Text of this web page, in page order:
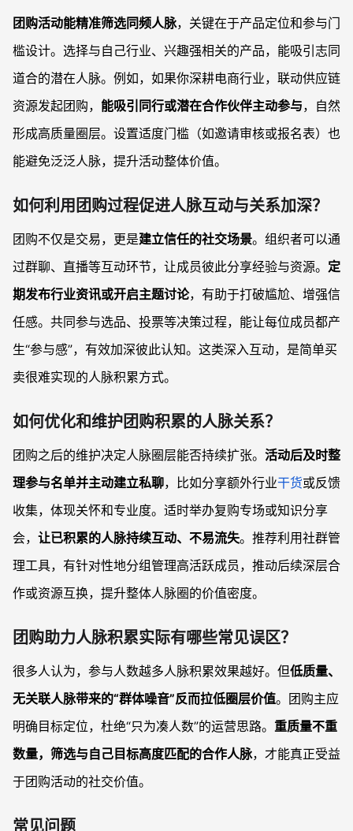
团购活动能精准筛选同频人脉，关键在于产品定位和参与门
槛设计。选择与自己行业、兴趣强相关的产品，能吸引志同
道合的潜在人脉。例如，如果你深耕电商行业，联动供应链
资源发起团购， 能吸引同行或潜在合作伙伴主动参与，自然
形成高质量圈层。设置适度门槛（如邀请审核或报名表）也
能避免泛泛人脉，提升活动整体价值。
如何利用团购过程促进人脉互动与关系加深？
团购不仅是交易，更是建立信任的社交场景。组织者可以通
过群聊、直播等互动环节，让成员彼此分享经验与资源。 定
期发布行业资讯或开启主题讨论，有助于打破尴尬、增强信
任感。共同参与选品、投票等决策过程，能让每位成员都产
生“参与感”，有效加深彼此认知。这类深入互动，是简单买
卖很难实现的人脉积累方式。
如何优化和维护团购积累的人脉关系？
团购之后的维护决定人脉圈层能否持续扩张。 活动后及时整
理参与名单并主动建立私聊，比如分享额外行业干货或反馈
收集，体现关怀和专业度。适时举办复购专场或知识分享
会， 让已积累的人脉持续互动、不易流失。推荐利用社群管
理工具，有针对性地分组管理高活跃成员，推动后续深层合
作或资源互换，提升整体人脉圈的价值密度。
团购助力人脉积累实际有哪些常见误区？
很多人认为，参与人数越多人脉积累效果越好。但低质量、
无关联人脉带来的“群体噪音”反而拉低圈层价值。团购主应
明确目标定位，杜绝“只为凑人数”的运营思路。 重质量不重
数量，筛选与自己目标高度匹配的合作人脉，才能真正受益
于团购活动的社交价值。
常见问题